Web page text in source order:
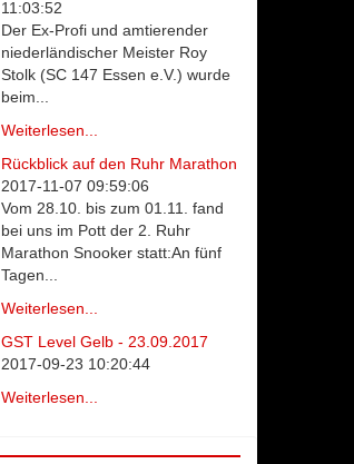
11:03:52
Der Ex-Profi und amtierender
niederländischer Meister Roy
Stolk (SC 147 Essen e.V.) wurde
beim...
Weiterlesen...
Rückblick auf den Ruhr Marathon
2017-11-07 09:59:06
Vom 28.10. bis zum 01.11. fand
bei uns im Pott der 2. Ruhr
Marathon Snooker statt:An fünf
Tagen...
Weiterlesen...
GST Level Gelb - 23.09.2017
2017-09-23 10:20:44
Weiterlesen...